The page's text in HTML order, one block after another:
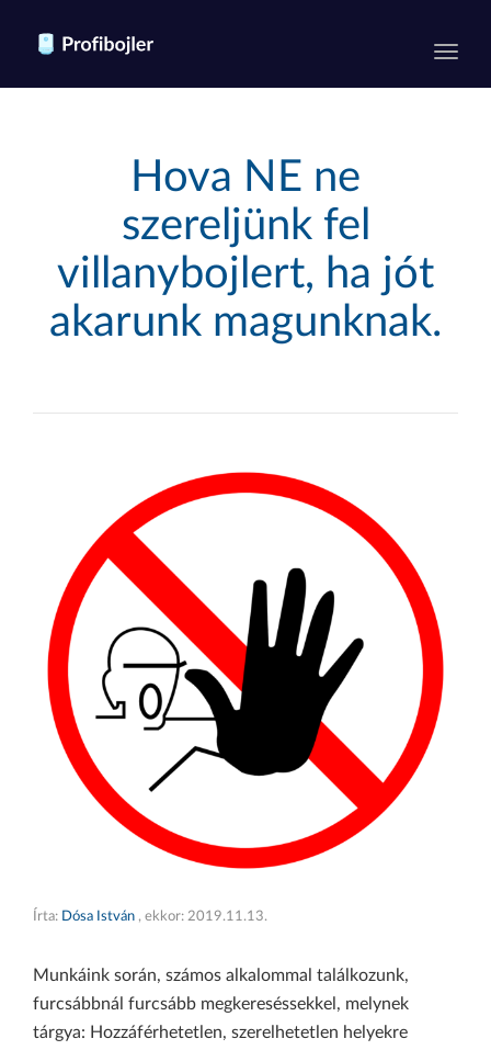
Hova NE ne
szereljünk fel
villanybojlert, ha jót
akarunk magunknak.
Írta: Dósa István , ekkor: 2019.11.13.
Munkáink során, számos alkalommal találkozunk,
furcsábbnál furcsább megkereséssekkel, melynek
tárgya: Hozzáférhetetlen, szerelhetetlen helyekre